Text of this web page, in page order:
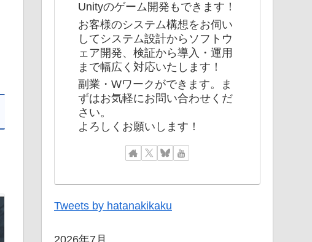
Unityのゲーム開発もできます！
お客様のシステム構想をお伺い
してシステム設計からソフトウ
ェア開発、検証から導入・運用
まで幅広く対応いたします！
副業・Wワークができます。ま
ずはお気軽にお問い合わせくだ
さい。
よろしくお願いします！
Tweets by hatanakikaku